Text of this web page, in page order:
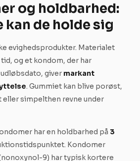
og holdbarhed:
kan de holde sig
evighedsprodukter. Materialet
og et kondom, der har
giver markant
. Gummiet kan blive porøst,
simpelthen revne under
har en holdbarhed på 3
Kondomer
9) har typisk kortere